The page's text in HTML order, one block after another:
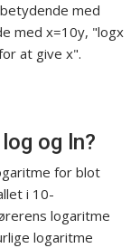
med
med x=10y, "logx
at give x".
og ln?
for blot
i 10-
logaritme
logaritme